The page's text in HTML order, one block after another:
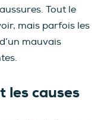
Tout le
mais parfois les
mauvais
les causes